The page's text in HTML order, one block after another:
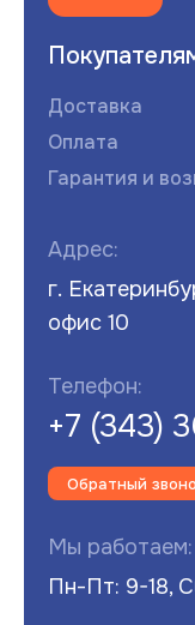
Доставка
Оплата
Гарантия и
Адрес:
г.
офис 10
Телефон:
+7 (343)
Обратный
Мы работаем:
Пн-Пт: 9-18,